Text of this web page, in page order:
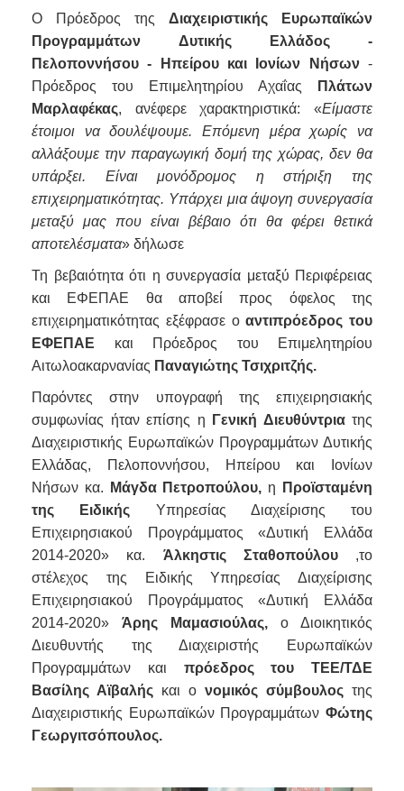
O Πρόεδρος της Διαχειριστικής Ευρωπαϊκών
Προγραμμάτων
Δυτικής Ελλάδος -
Πελοποννήσου - Ηπείρου και Ιονίων Νήσων -
Πρόεδρος του Επιμελητηρίου Αχαΐας
Πλάτων
Μαρλαφέκας, ανέφερε χαρακτηριστικά: «Είμαστε
έτοιμοι να δουλέψουμε. Επόμενη μέρα χωρίς να
αλλάξουμε την παραγωγική δομή της χώρας, δεν θα
υπάρξει. Είναι μονόδρομος η στήριξη της
επιχειρηματικότητας. Υπάρχει μια άψογη συνεργασία
μεταξύ μας που είναι βέβαιο ότι θα φέρει θετικά
αποτελέσματα» δήλωσε
Τη βεβαιότητα ότι η συνεργασία μεταξύ Περιφέρειας
και ΕΦΕΠΑΕ θα αποβεί προς όφελος της
επιχειρηματικότητας εξέφρασε οαντιπρόεδρος του
ΕΦΕΠΑΕ και Πρόεδρος του Επιμελητηρίου
Αιτωλοακαρνανίας Παναγιώτης Τσιχριτζής.
Παρόντες στην υπογραφή της επιχειρησιακής
συμφωνίας ήταν επίσης η
Γενική Διευθύντρια της
Διαχειριστικής Ευρωπαϊκών Προγραμμάτων Δυτικής
Ελλάδας, Πελοποννήσου, Ηπείρου και Ιονίων
Νήσων κα. Μάγδα Πετροπούλου, η
Προϊσταμένη
της Ειδικής Υπηρεσίας Διαχείρισης του
Επιχειρησιακού Προγράμματος «Δυτική Ελλάδα
2014-2020» κα. Άλκηστις Σταθοπούλου,το
στέλεχος της Ειδικής Υπηρεσίας Διαχείρισης
Επιχειρησιακού Προγράμματος «Δυτική Ελλάδα
2014-2020» Άρης Μαμασιούλας, ο Διοικητικός
Διευθυντής της Διαχειριστής Ευρωπαϊκών
Προγραμμάτων και πρόεδρος του ΤΕΕ/ΤΔΕ
Βασίλης Αϊβαλής και ο νομικός σύμβουλος της
Διαχειριστικής Ευρωπαϊκών Προγραμμάτων Φώτης
Γεωργιτσόπουλος.